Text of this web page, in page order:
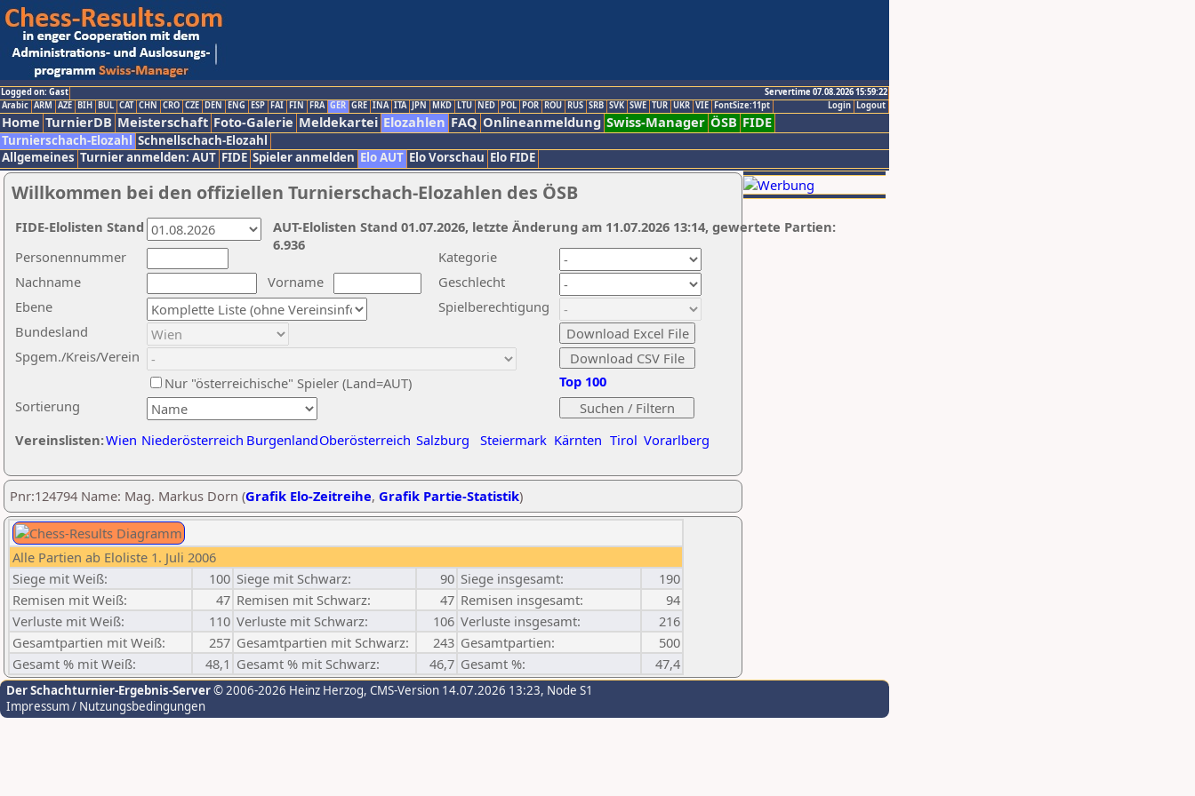
Logged on: Gast
Servertime 07.08.2026 15:59:22
Logout
Login
Arabic ARM AZE BIH BUL CAT CHN CRO CZE DEN ENG ESP FAI FIN FRA GER GRE INA ITA JPN MKD LTU NED POL POR ROU RUS SRB SVK SWE TUR UKR VIE FontSize:11pt
Home TurnierDB Meisterschaft Foto-Galerie Meldekartei Elozahlen FAQ Onlineanmeldung Swiss-Manager ÖSB FIDE
Turnierschach-Elozahl Schnellschach-Elozahl
Allgemeines Turnier anmelden: AUT FIDE Spieler anmelden Elo AUT Elo Vorschau Elo FIDE
Willkommen bei den offiziellen Turnierschach-Elozahlen des ÖSB
Nachname
Vorname
Ebene
Kategorie
Sortierung
Personennummer
Bundesland
Spgem./Kreis/Verein
Geschlecht
Nur "österreichische" Spieler (Land=AUT)
Spielberechtigung
Vereinslisten:Wien Niederösterreich BurgenlandOberösterreich Salzburg Steiermark Kärnten Tirol Vorarlberg
Top 100
AUT-Elolisten Stand 01.07.2026, letzte Änderung am 11.07.2026 13:14, gewertete Partien:
6.936
FIDE-Elolisten Stand
Pnr:124794 Name: Mag. Markus Dorn (Grafik Elo-Zeitreihe, Grafik Partie-Statistik)
Alle Partien ab Eloliste 1. Juli 2006
Siege mit Weiß:
100 Siege mit Schwarz: 90 Siege insgesamt:
190
Remisen mit Weiß:
47 Remisen mit Schwarz: 47 Remisen insgesamt:
94
Verluste mit Weiß:
110 Verluste mit Schwarz: 106 Verluste insgesamt:
216
Gesamtpartien mit Weiß:
257 Gesamtpartien mit Schwarz: 243 Gesamtpartien:
500
Gesamt % mit Weiß:
48,1 Gesamt % mit Schwarz: 46,7 Gesamt %: 47,4
Der Schachturnier-Ergebnis-Server© 2006-2026 Heinz Herzog, CMS-Version 14.07.2026 13:23, Node S1
Impressum / Nutzungsbedingungen